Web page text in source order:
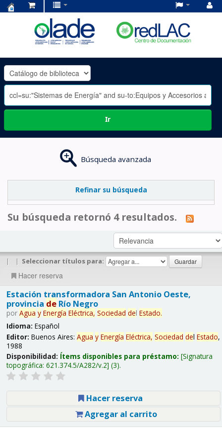
OLADE
-
Ir
Búsqueda avanzada
Refinar su búsqueda
Su búsqueda retornó 4 resultados.
| | Seleccionar títulos para:
Hacer reserva
Estación transformadora San Antonio Oeste,
provincia deRío Negro
por Agua y Energía Eléctrica, Sociedad del Estado.
Idioma: Español
Editor: Buenos Aires: Agua y Energía Eléctrica, Sociedad del Estado,
1988
Disponibilidad: Ítems disponibles para préstamo: Signatura
topográfica: 621.374.5/A282/v.2 (3).
Hacer reserva
Agregar al carrito